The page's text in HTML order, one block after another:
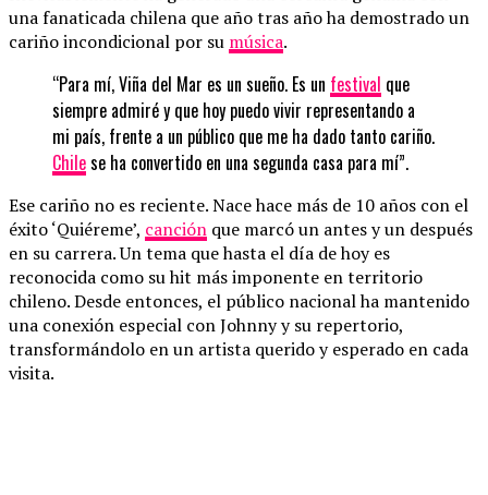
una fanaticada chilena que año tras año ha demostrado un
cariño incondicional por su música.
“Para mí, Viña del Mar es un sueño. Es un festival que
siempre admiré y que hoy puedo vivir representando a
mi país, frente a un público que me ha dado tanto cariño.
Chilese ha convertido en una segunda casa para mí”.
Ese cariño no es reciente. Nace hace más de 10 años con el
éxito ‘Quiéreme’, canción que marcó un antes y un después
en su carrera. Un tema que hasta el día de hoy es
reconocida como su hit más imponente en territorio
chileno. Desde entonces, el público nacional ha mantenido
una conexión especial con Johnny y su repertorio,
transformándolo en un artista querido y esperado en cada
visita.